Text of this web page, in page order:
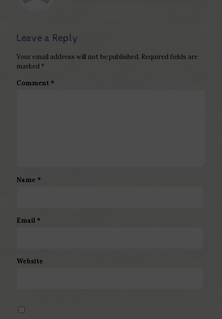
Leave a Reply
Your email address will not be published. Required fields are
marked *
Comment *
Name *
Email *
Website